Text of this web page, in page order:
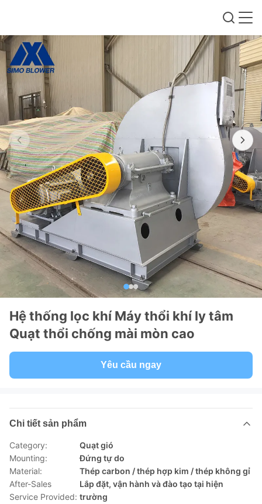
Hệ thống lọc khí Máy thổi khí ly tâm
Quạt thổi chống mài mòn cao
Yêu cầu ngay
Chi tiết sản phẩm
Category:
Quạt gió
Mounting:
Đứng tự do
Material:
Thép carbon / thép hợp kim / thép không gỉ
After-Sales
Service Provided:
Lắp đặt, vận hành và đào tạo tại hiện
trường